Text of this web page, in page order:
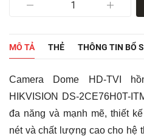
Dome
hồng
ngoại
Megapixel
HIKVISION
DS-
2CE76H0T-
ITMFS
số
MÔ TẢ THẺ THÔNG TIN BỔ
Camera Dome HD-TVI
HIKVISION DS-2CE76H0T-
đa năng và mạnh mẽ, thiết
nét và chất lượng cao cho hệ